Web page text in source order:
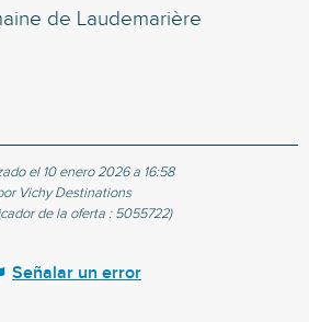
de Laudemarière
el 10 enero 2026 a 16:58
Vichy Destinations
de la oferta :5055722)
Señalar un error